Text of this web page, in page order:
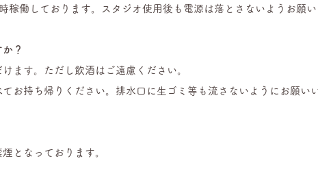
稼働しております。スタジオ使用後も電源は落とさないようお願い
？
ます。ただし飲酒はご遠慮ください。
てお持ち帰りください。排水口に生ゴミ等も流さないようにお願い
となっております。